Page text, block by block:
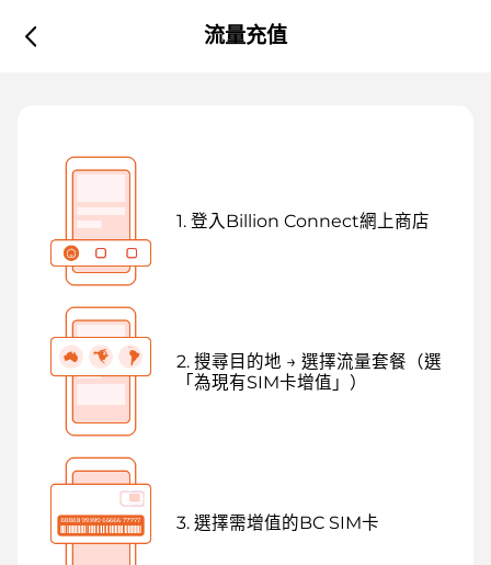
流量充值
1. 登入Billion Connect網上商店
2. 搜尋目的地 → 選擇流量套餐（選
「為現有SIM卡增值」）
3. 選擇需增值的BC SIM卡